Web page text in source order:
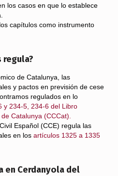
los casos en que lo establece
capítulos como instrumento
regula?
de Catalunya, las
y pactos en previsión de cese
regulados en lo
y 234-5, 234-6 del Libro
Catalunya (CCCat).
Español (CCE) regula las
en los artículos 1325 a 1335
en Cerdanyola del